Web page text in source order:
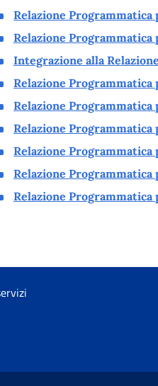
Relazione Programmatica
Relazione Programmatica
Integrazione alla
Relazione
Relazione Programmatica
Relazione
Relazione
Relazione
Relazione